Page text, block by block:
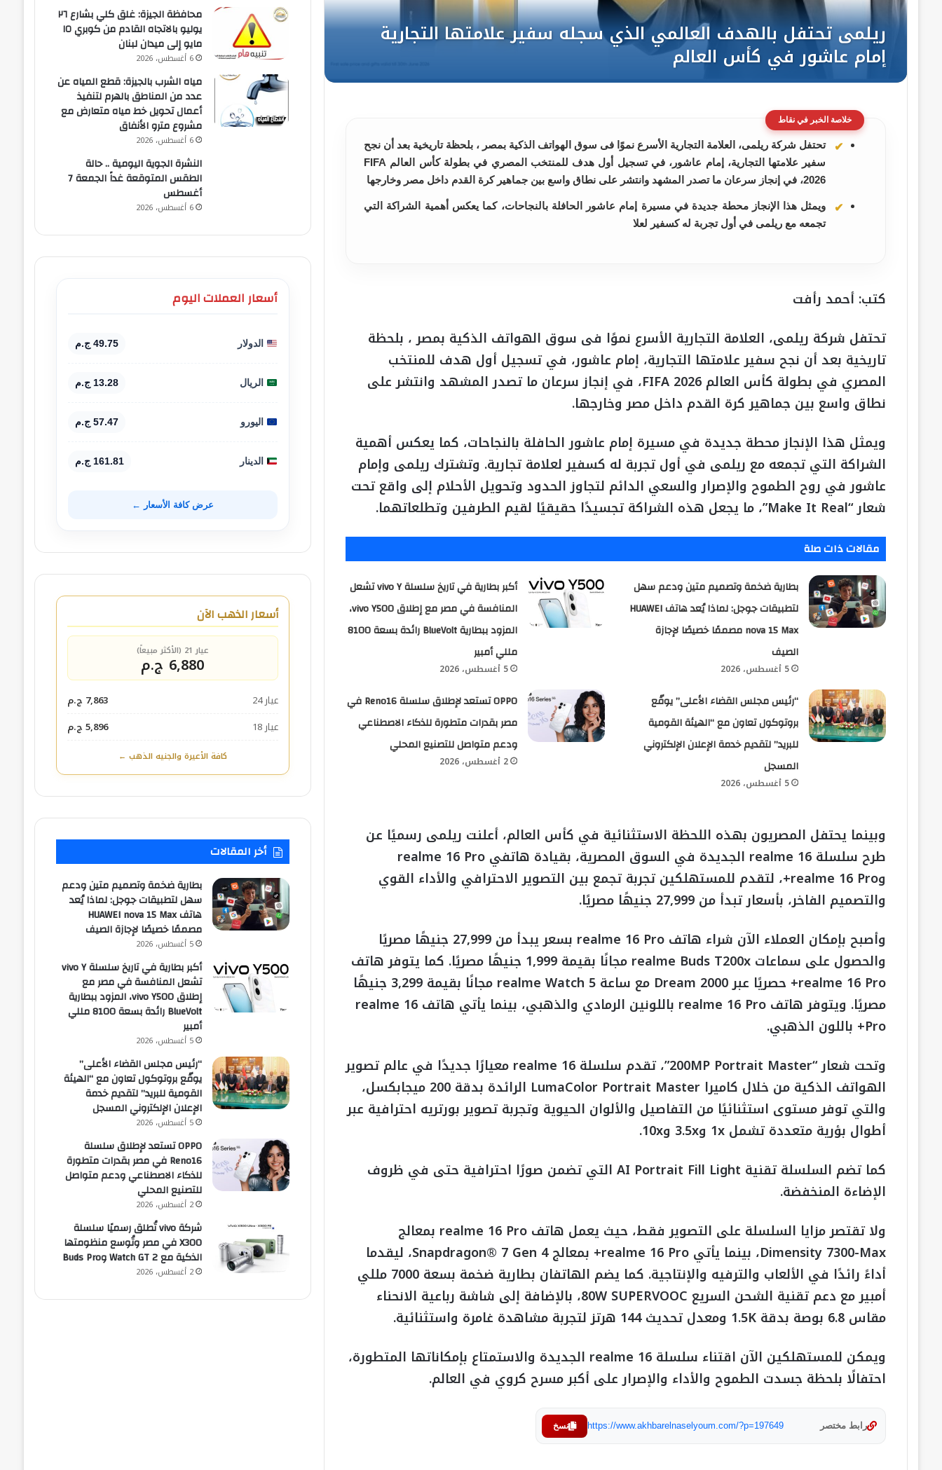
خلاصة الخبر في نقاط
تحتفل شركة ريلمى، العلامة التجارية الأسرع نموًا فى سوق الهواتف الذكية بمصر ، بلحظة تاريخية بعد أن نجح
سفير علامتها التجارية، إمام عاشور، في تسجيل أول هدف للمنتخب المصري في بطولة كأس العالم FIFA
2026، في إنجاز سرعان ما تصدر المشهد وانتشر على نطاق واسع بين جماهير كرة القدم داخل مصر وخارجها
ويمثل هذا الإنجاز محطة جديدة في مسيرة إمام عاشور الحافلة بالنجاحات، كما يعكس أهمية الشراكة التي
تجمعه مع ريلمى في أول تجربة له كسفير لعلا
كتب: أحمد رأفت
تحتفل شركة ريلمى، العلامة التجارية الأسرع نموًا فى سوق الهواتف الذكية بمصر ، بلحظة
تاريخية بعد أن نجح سفير علامتها التجارية، إمام عاشور، في تسجيل أول هدف للمنتخب
المصري في بطولة كأس العالم FIFA 2026، في إنجاز سرعان ما تصدر المشهد وانتشر على
نطاق واسع بين جماهير كرة القدم داخل مصر وخارجها.
ويمثل هذا الإنجاز محطة جديدة في مسيرة إمام عاشور الحافلة بالنجاحات، كما يعكس أهمية
الشراكة التي تجمعه مع ريلمى في أول تجربة له كسفير لعلامة تجارية. وتشترك ريلمى وإمام
عاشور في روح الطموح والإصرار والسعي الدائم لتجاوز الحدود وتحويل الأحلام إلى واقع تحت
شعار “Make It Real”، ما يجعل هذه الشراكة تجسيدًا حقيقيًا لقيم الطرفين وتطلعاتهما.
مقالات ذات صلة
بطارية ضخمة وتصميم متين ودعم سهل
لتطبيقات جوجل: لماذا يُعد هاتف HUAWEI
nova 15 Max مصممًا خصيصًا لإجازة
الصيف
5 أغسطس، 2026
أكبر بطارية في تاريخ سلسلة vivo Y تشعل
المنافسة في مصر مع إطلاق vivo Y500،
المزود ببطارية BlueVolt رائدة بسعة 8100
مللي أمبير
5 أغسطس، 2026
“رئيس مجلس القضاء الأعلى” يوقّع
بروتوكول تعاون مع “الهيئة القومية
للبريد” لتقديم خدمة الإعلان الإلكتروني
المسجل
5 أغسطس، 2026
OPPO تستعد لإطلاق سلسلة Reno16 في
مصر بقدرات متطورة للذكاء الاصطناعي
ودعم متواصل للتصنيع المحلي
2 أغسطس، 2026
وبينما يحتفل المصريون بهذه اللحظة الاستثنائية في كأس العالم، أعلنت ريلمى رسميًا عن
طرح سلسلة realme 16 الجديدة في السوق المصرية، بقيادة هاتفي realme 16 Pro
وrealme 16 Pro+، لتقدم للمستهلكين تجربة تجمع بين التصوير الاحترافي والأداء القوي
والتصميم الفاخر، بأسعار تبدأ من 27,999 جنيهًا مصريًا.
وأصبح بإمكان العملاء الآن شراء هاتف realme 16 Pro بسعر يبدأ من 27,999 جنيهًا مصريًا
والحصول على سماعات realme Buds T200x مجانًا بقيمة 1,999 جنيهًا مصريًا. كما يتوفر هاتف
realme 16 Pro+ حصريًا عبر Dream 2000 مع ساعة realme Watch 5 مجانًا بقيمة 3,299 جنيهًا
مصريًا. ويتوفر هاتف realme 16 Pro باللونين الرمادي والذهبي، بينما يأتي هاتف realme 16
Pro+ باللون الذهبي.
وتحت شعار “200MP Portrait Master”، تقدم سلسلة realme 16 معيارًا جديدًا في عالم تصوير
الهواتف الذكية من خلال كاميرا LumaColor Portrait Master الرائدة بدقة 200 ميجابكسل،
والتي توفر مستوى استثنائيًا من التفاصيل والألوان الحيوية وتجربة تصوير بورتريه احترافية عبر
أطوال بؤرية متعددة تشمل 1x و3.5x و10x.
كما تضم السلسلة تقنية AI Portrait Fill Light التي تضمن صورًا احترافية حتى في ظروف
الإضاءة المنخفضة.
ولا تقتصر مزايا السلسلة على التصوير فقط، حيث يعمل هاتف realme 16 Pro بمعالج
Dimensity 7300-Max، بينما يأتي realme 16 Pro+ بمعالج Snapdragon®️ 7 Gen 4، ليقدما
أداءً رائدًا في الألعاب والترفيه والإنتاجية. كما يضم الهاتفان بطارية ضخمة بسعة 7000 مللي
أمبير مع دعم تقنية الشحن السريع 80W SUPERVOOC، بالإضافة إلى شاشة رباعية الانحناء
مقاس 6.8 بوصة بدقة 1.5K ومعدل تحديث 144 هرتز لتجربة مشاهدة غامرة واستثنائية.
ويمكن للمستهلكين الآن اقتناء سلسلة realme 16 الجديدة والاستمتاع بإمكاناتها المتطورة،
احتفالًا بلحظة جسدت الطموح والأداء والإصرار على أكبر مسرح كروي في العالم.
رابط مختصر https://www.akhbarelnaselyoum.com/?p=197649 نسخ
محافظة الجيزة: غلق كلي بشارع ٢٦
يوليو بالاتجاه القادم من كوبري ١٥
مايو إلى ميدان لبنان
6 أغسطس، 2026
مياه الشرب بالجيزة: قطع المياه عن
عدد من المناطق بالهرم لتنفيذ
أعمال تحويل خط مياه متعارض مع
مشروع مترو الأنفاق
6 أغسطس، 2026
النشرة الجوية اليومية .. حالة
الطقس المتوقعة غداً الجمعة 7
أغسطس
6 أغسطس، 2026
أسعار العملات اليوم
الدولار 49.75 ج.م
الريال 13.28 ج.م
اليورو 57.47 ج.م
الدينار 161.81 ج.م
عرض كافة الأسعار ←
أسعار الذهب الآن
عيار 21 (الأكثر مبيعاً)
6,880 ج.م
عيار 24
7,863 ج.م
عيار 18
5,896 ج.م
كافة الأعيرة والجنيه الذهب ←
أخر المقالات
بطارية ضخمة وتصميم متين ودعم
سهل لتطبيقات جوجل: لماذا يُعد
هاتف HUAWEI nova 15 Max
مصممًا خصيصًا لإجازة الصيف
5 أغسطس، 2026
أكبر بطارية في تاريخ سلسلة vivo Y
تشعل المنافسة في مصر مع
إطلاق vivo Y500، المزود ببطارية
BlueVolt رائدة بسعة 8100 مللي
أمبير
5 أغسطس، 2026
“رئيس مجلس القضاء الأعلى”
يوقّع بروتوكول تعاون مع “الهيئة
القومية للبريد” لتقديم خدمة
الإعلان الإلكتروني المسجل
5 أغسطس، 2026
OPPO تستعد لإطلاق سلسلة
Reno16 في مصر بقدرات متطورة
للذكاء الاصطناعي ودعم متواصل
للتصنيع المحلي
2 أغسطس، 2026
شركة vivo تُطلق رسميًا سلسلة
X300 في مصر وتُوسع منظومتها
الذكية مع Watch GT 2 وBuds Pro
2 أغسطس، 2026